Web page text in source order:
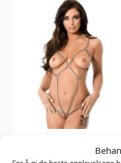
Harness – Silver